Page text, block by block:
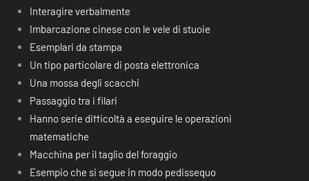
Interagire verbalmente
Imbarcazione cinese con le vele di stuoie
Esemplari da stampa
Un tipo particolare di posta elettronica
Una mossa degli scacchi
Passaggio tra i filari
Hanno serie difficoltà a eseguire le operazioni
matematiche
Macchina per il taglio del foraggio
Esempio che si segue in modo pedissequo